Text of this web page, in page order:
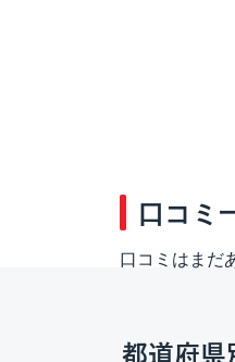
口コミ
口コミはまだ
都道府県